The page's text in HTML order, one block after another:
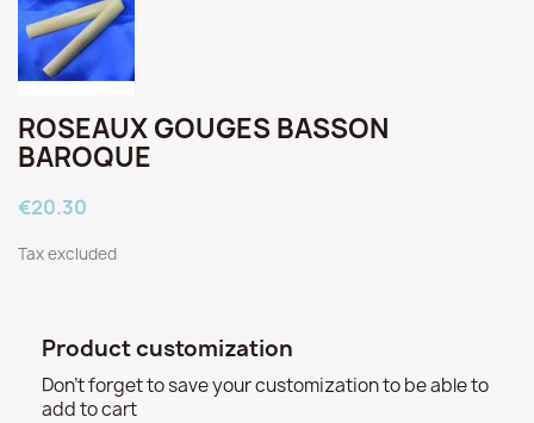
ROSEAUX GOUGES BASSON
BAROQUE
€20.30
Tax excluded
Product customization
Don't forget to save your customization to be able to
add to cart